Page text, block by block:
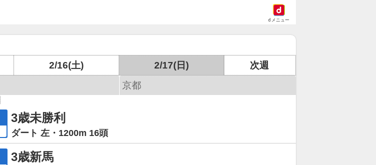
dメニュー
2/16(土) 2/17(日)
次週
京都
3歳未勝利
ダート 左・1200m 16頭
3歳新馬